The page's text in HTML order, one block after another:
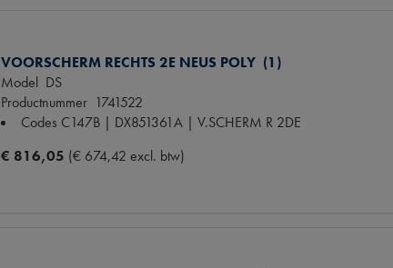
VOORSCHERM RECHTS 2E NEUS POLY (1)
Model DS
Productnummer 1741522
Codes C147B | DX851361A | V.SCHERM R 2DE
€ 816,05 (€ 674,42 excl. btw)